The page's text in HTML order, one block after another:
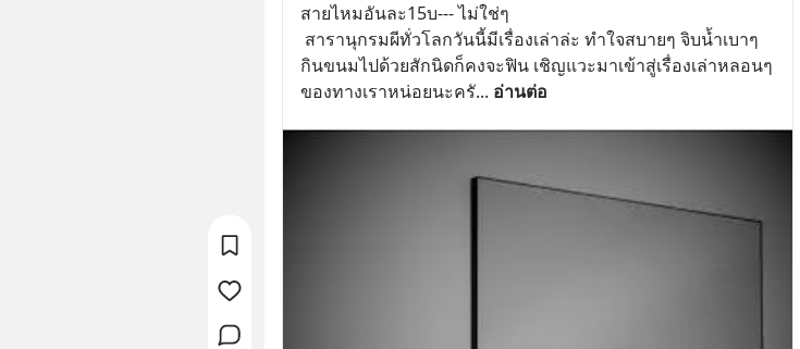
สายไหมอันละ15บ--- ไม่ใช่ๆ
กินขนมไปด้วยสักนิดก็คงจะฟิน เชิญแวะมาเข้าสู่เรื่องเล่าหลอนๆ
ของทางเราหน่อยนะครั... อ่านต่อ